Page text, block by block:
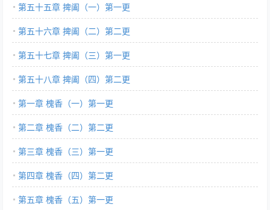
第五十五章 捭阖（一）第一更
第五十六章 捭阖（二）第二更
第五十七章 捭阖（三）第一更
第五十八章 捭阖（四）第二更
第一章 槐香（一）第一更
第二章 槐香（二）第二更
第三章 槐香（三）第一更
第四章 槐香（四）第二更
第五章 槐香（五）第一更